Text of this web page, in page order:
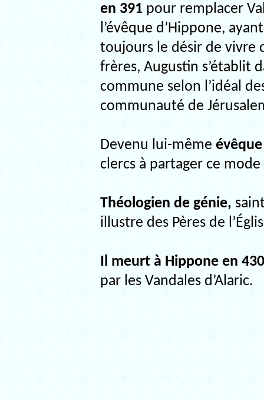
en 391 pour remplacer
l’évêque d’Hippone, ayant
toujours le désir de vivre
frères, Augustin s’établit
commune selon l’idéal
communauté de
Devenu lui-même
clercs à partager ce
Théologien de génie,
illustre des Pères de
Il meurt à Hippone en
par les Vandales d’Alaric.